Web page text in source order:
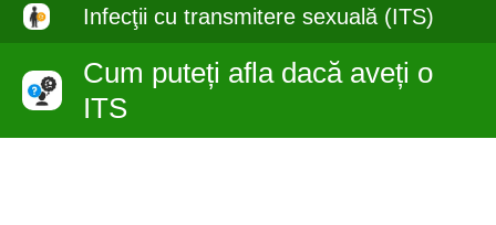
Infecţii cu transmitere sexuală (ITS)
Cum puteți afla dacă aveți o
ITS